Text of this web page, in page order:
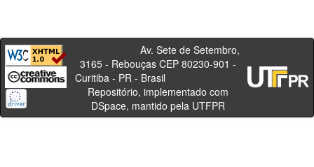
Av. Sete de Setembro,
3165 - Rebouças CEP 80230-901 -
Curitiba - PR - Brasil
Repositório, implementado com
DSpace, mantido pela UTFPR